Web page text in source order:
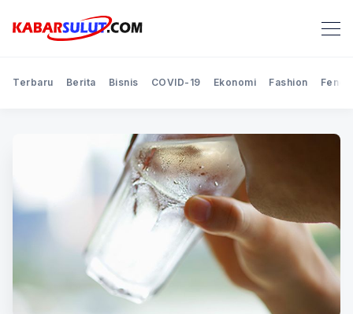
Terbaru Berita Bisnis COVID-19 Ekonomi Fashion